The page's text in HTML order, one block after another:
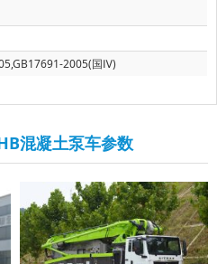
2005(国Ⅳ)
混凝土泵车参数